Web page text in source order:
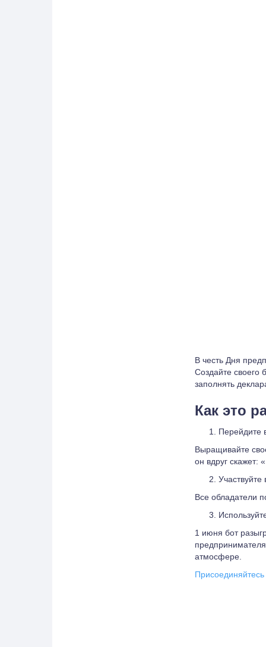
В честь Дня
Создайте своего
заполнять
Как это
Перейдите
Выращивайте
он вдруг скажет:
Все обладатели
1 июня бот
атмосфере.